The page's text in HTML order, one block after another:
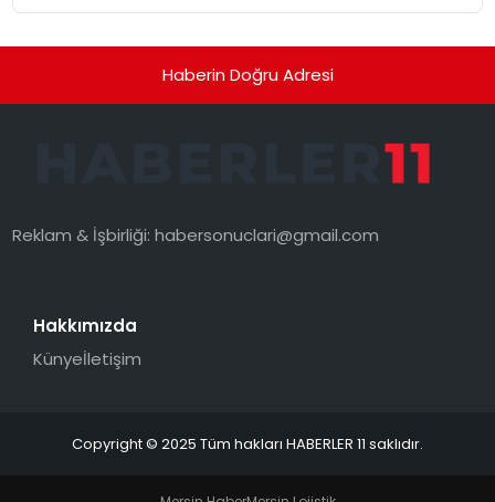
Haberin Doğru Adresi
Reklam & İşbirliği:habersonuclari@gmail.com
Hakkımızda
Künyeİletişim
Copyright © 2025 Tüm hakları HABERLER 11 saklıdır.